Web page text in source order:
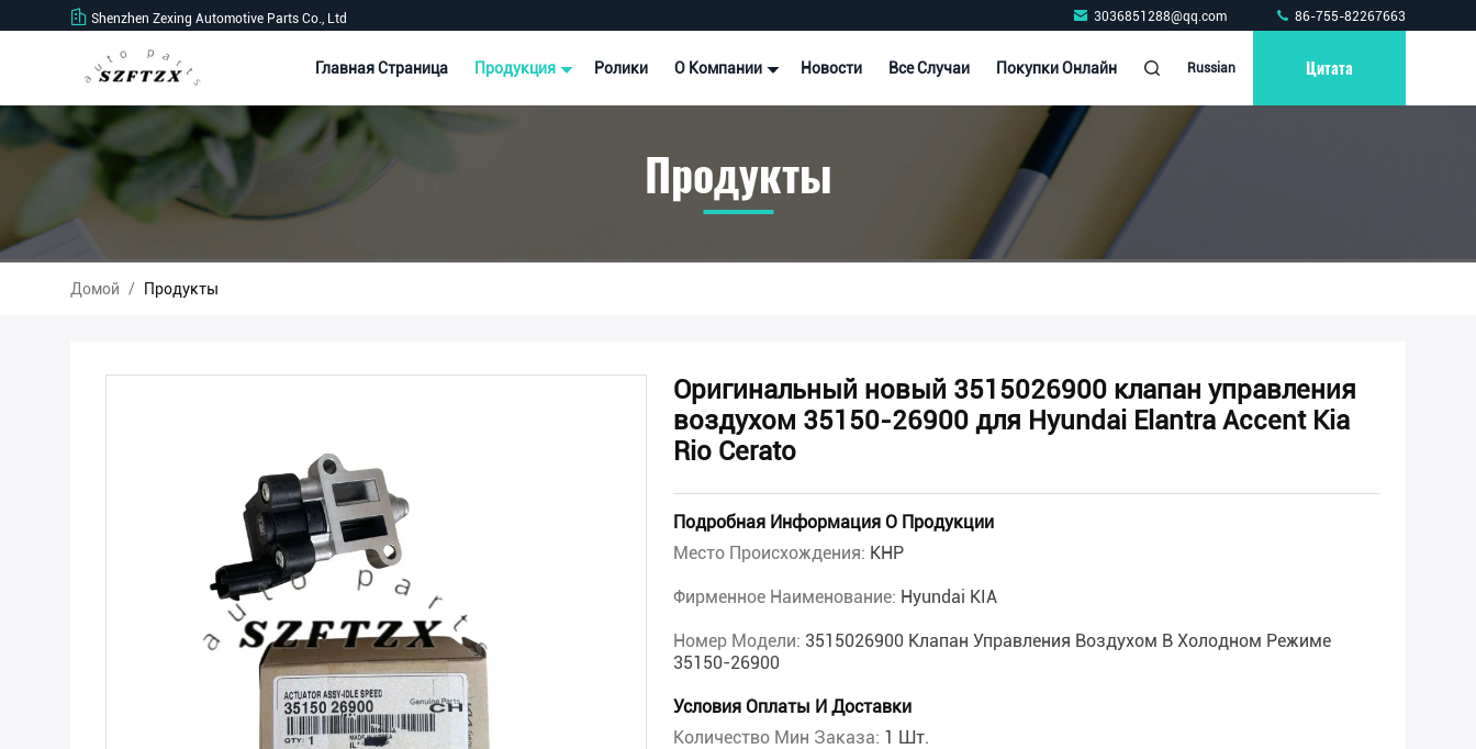
Shenzhen Zexing Automotive Parts Co., Ltd 3036851288@qq.com 86-755-82267663
Главная Страница Продукция Ролики О Компании Новости Все Случаи Покупки Онлайн Russian Цитата
Продукты
Домой / Продукты
Оригинальный новый 3515026900 клапан управления
воздухом 35150-26900 для Hyundai Elantra Accent Kia
Rio Cerato
Подробная Информация О Продукции
Место Происхождения: КНР
Фирменное Наименование: Hyundai KIA
Номер Модели: 3515026900 Клапан Управления Воздухом В Холодном Режиме
35150-26900
Условия Оплаты И Доставки
Количество Мин Заказа: 1 Шт.